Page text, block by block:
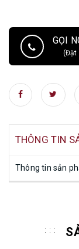
GỌI
(Đặt
THÔNG TIN
Thông tin sản